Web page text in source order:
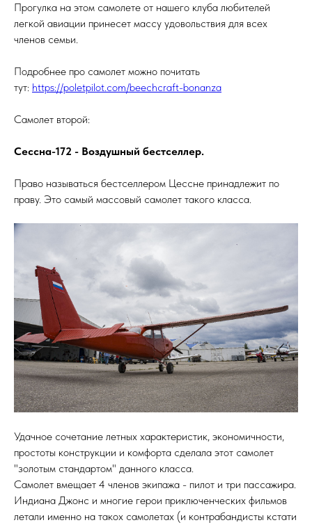
Прогулка на этом самолете от нашего клуба любителей
легкой авиации принесет массу удовольствия для всех
членов семьи.
Подробнее про самолет можно почитать
тут: https://poletpilot.com/beechcraft-bonanza
Самолет второй:
Сессна-172 - Воздушный бестселлер.
Право называться бестселлером Цессне принадлежит по
праву. Это самый массовый самолет такого класса.
Удачное сочетание летных характеристик, экономичности,
простоты конструкции и комфорта сделала этот самолет
"золотым стандартом" данного класса.
Самолет вмещает 4 членов экипажа - пилот и три пассажира.
Индиана Джонс и многие герои приключенческих фильмов
летали именно на такох самолетах (и контрабандисты кстати